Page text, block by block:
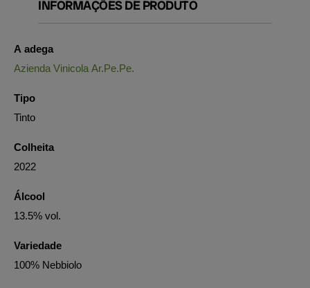
INFORMAÇÕES DE PRODUTO
A adega
Azienda Vinicola Ar.Pe.Pe.
Tipo
Tinto
Colheita
2022
Álcool
13.5% vol.
Variedade
100% Nebbiolo